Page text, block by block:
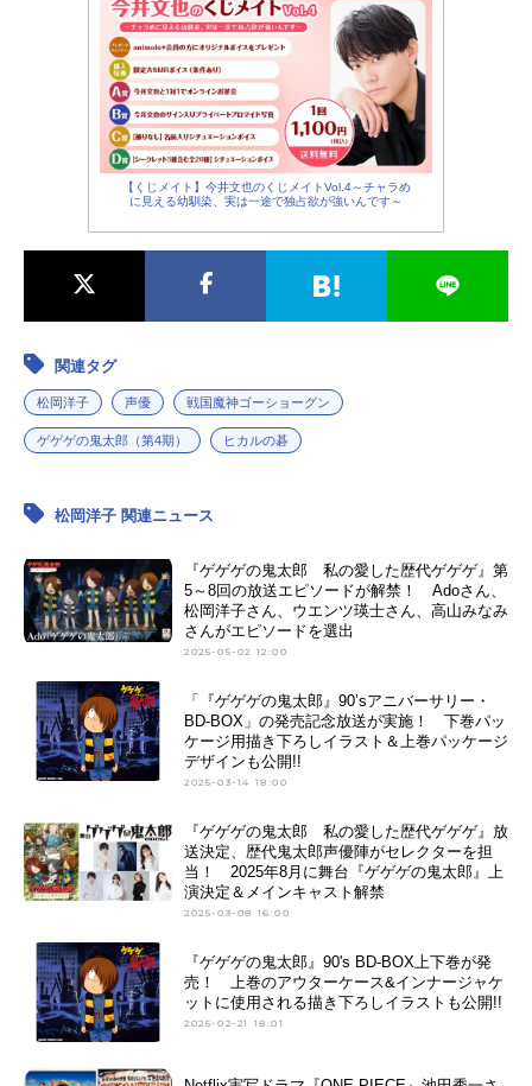
【くじメイト】今井文也のくじメイトVol.4～チャラめ
に見える幼馴染、実は一途で独占欲が強いんです～
関連タグ
松岡洋子 声優 戦国魔神ゴーショーグン
ゲゲゲの鬼太郎（第4期） ヒカルの碁
松岡洋子 関連ニュース
『ゲゲゲの鬼太郎 私の愛した歴代ゲゲゲ』第
5～8回の放送エピソードが解禁！ Adoさん、
松岡洋子さん、ウエンツ瑛士さん、高山みなみ
さんがエピソードを選出
2025-05-02 12:00
「『ゲゲゲの鬼太郎』90’sアニバーサリー・
BD-BOX」の発売記念放送が実施！ 下巻パッ
ケージ用描き下ろしイラスト＆上巻パッケージ
デザインも公開!!
2025-03-14 18:00
『ゲゲゲの鬼太郎 私の愛した歴代ゲゲゲ』放
送決定、歴代鬼太郎声優陣がセレクターを担
当！ 2025年8月に舞台『ゲゲゲの鬼太郎』上
演決定＆メインキャスト解禁
2025-03-08 16:00
『ゲゲゲの鬼太郎』90's BD-BOX上下巻が発
売！ 上巻のアウターケース&インナージャケ
ットに使用される描き下ろしイラストも公開!!
2025-02-21 18:01